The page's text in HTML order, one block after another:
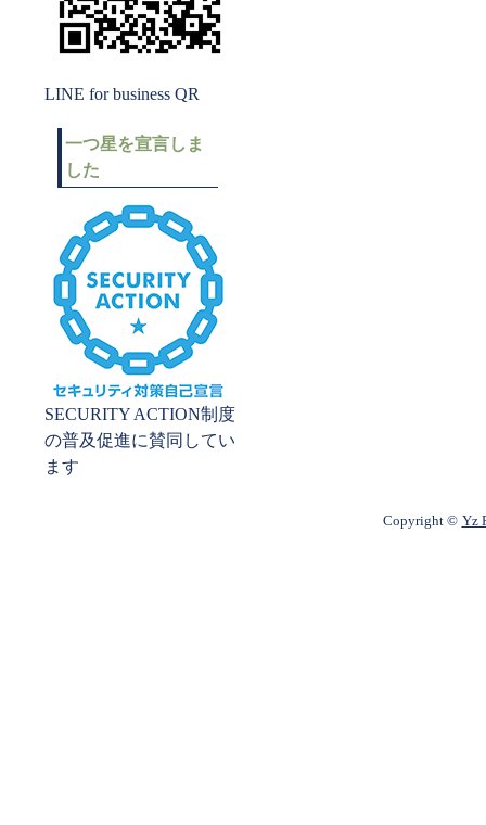
LINE for business QR
一つ星を宣言しま
した
SECURITY ACTION制度
の普及促進に賛同してい
ます
Copyright © Yz